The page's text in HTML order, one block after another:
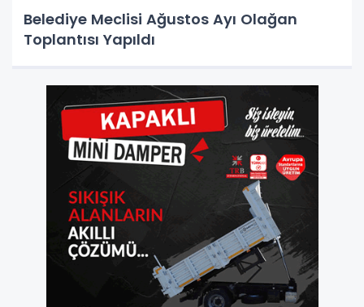
Belediye Meclisi Ağustos Ayı Olağan
Toplantısı Yapıldı